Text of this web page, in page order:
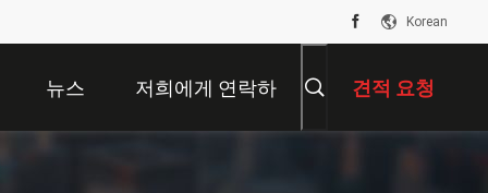
Korean
뉴스 저희에게 연락하 견적 요청